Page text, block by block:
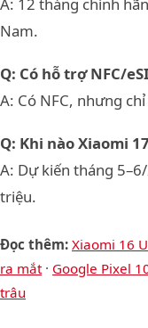
Nam.
Q: Có hỗ trợ NFC/
A: Có NFC, nhưng
Q: Khi nào Xiaomi
A: Dự kiến tháng
triệu.
Đọc thêm: Xiaomi 16
ra mắt· Google Pixel
trâu